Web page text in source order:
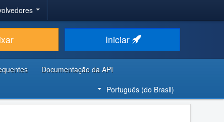
Iniciar
Documentação da API
Português (do Brasil)